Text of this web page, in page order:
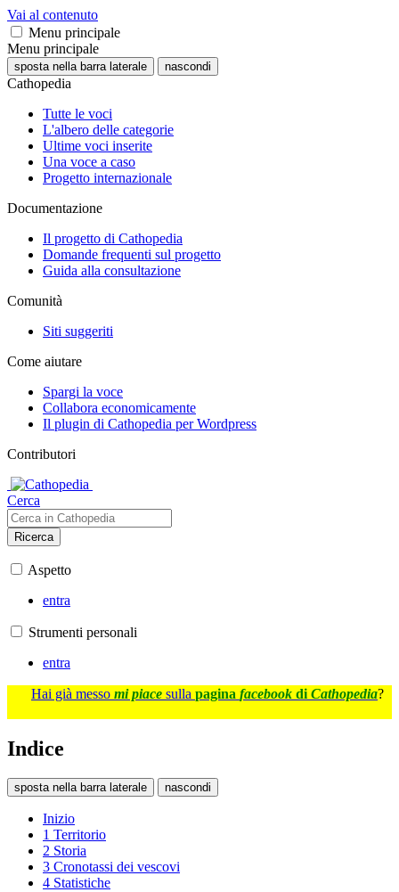
Vai al contenuto
Menu principale
Menu principale
sposta nella barra laterale nascondi
Cathopedia
Tutte le voci
L'albero delle categorie
Ultime voci inserite
Una voce a caso
Progetto internazionale
Documentazione
Il progetto di Cathopedia
Domande frequenti sul progetto
Guida alla consultazione
Comunità
Siti suggeriti
Come aiutare
Spargi la voce
Collabora economicamente
Il plugin di Cathopedia per Wordpress
Contributori
Cerca
Ricerca
Aspetto
entra
Strumenti personali
entra
Hai già messo mi piace sulla pagina facebook di Cathopedia?
Indice
sposta nella barra laterale nascondi
Inizio
1 Territorio
2 Storia
3 Cronotassi dei vescovi
4 Statistiche